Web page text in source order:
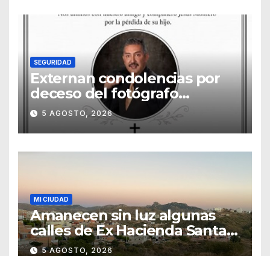
SEGURIDAD
Externan condolencias por
deceso del fotógrafo
Emmanuel Montero
5 AGOSTO, 2026
MI CIUDAD
Amanecen sin luz algunas
calles de Ex Hacienda Santa
Teresa
5 AGOSTO, 2026